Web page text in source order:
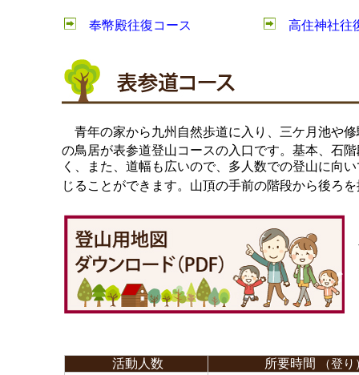
奉幣殿往復コース 高住神社往
青年の家から九州自然歩道に入り、三ケ月池や
の鳥居が表参道登山コースの入口です。基本、石
く、また、道幅も広いので、多人数での登山に向
じることができます。 山頂の手前の階段から後ろ
活動人数 所要時間 （登り